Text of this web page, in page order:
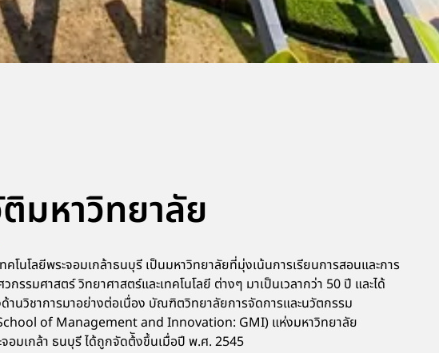
มหาวิทยาลัย
คโนโลยีพระจอมเกล้าธนบุรี เป็นมหาวิทยาลัยที่มุ่งเน้นการเรียนการสอนและการ
กรรมศาสตร์ วิทยาศาสตร์และเทคโนโลยี ต่างๆ มาเป็นเวลากว่า 50 ปี และได้
านวิชาการมาอย่างต่อเนื่อง บัณฑิตวิทยาลัยการจัดการและนวัตกรรม
of Management and Innovation: GMI) แห่งมหาวิทยาลัย
จอมเกล้า ธนบุรี ได้ถูกจัดต้ังขึ้นเมื่อปี พ.ศ. 2545